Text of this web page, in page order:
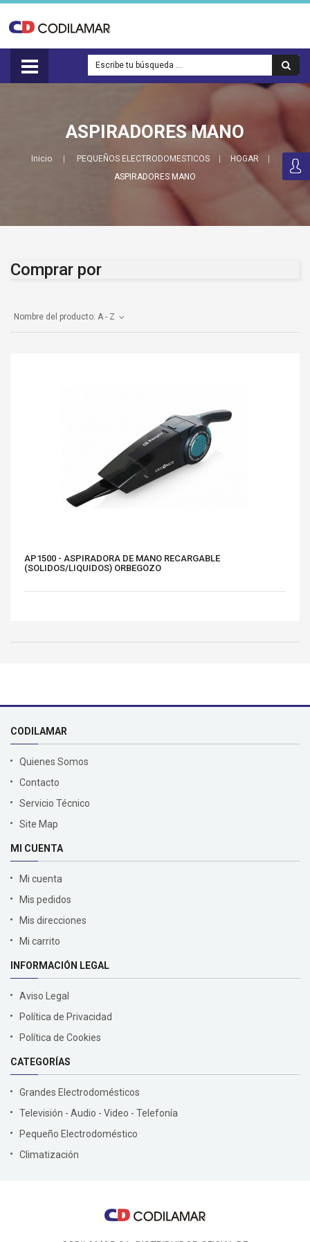
ASPIRADORES MANO
Inicio PEQUEÑOS ELECTRODOMESTICOS
HOGAR
ASPIRADORES MANO
Comprar por
Nombre del producto: A - Z
AP1500 - ASPIRADORA DE MANO RECARGABLE
(SOLIDOS/LIQUIDOS) ORBEGOZO
CODILAMAR
Quienes Somos
Contacto
Servicio Técnico
Site Map
MI CUENTA
Mi cuenta
Mis pedidos
Mis direcciones
Mi carrito
INFORMACIÓN LEGAL
Aviso Legal
Política de Privacidad
Política de Cookies
CATEGORÍAS
Grandes Electrodomésticos
Televisión - Audio - Video - Telefonía
Pequeño Electrodoméstico
Climatización